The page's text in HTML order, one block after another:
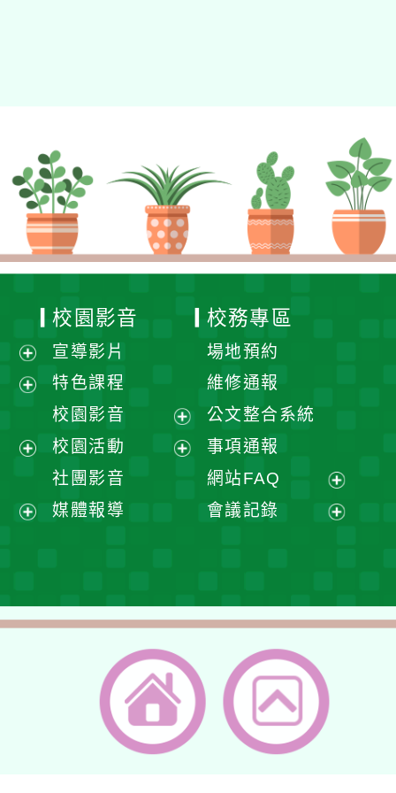
展
開
單
選
選
單
校園影音
宣導影片
特色課程
校園影音
展
校園活動
社團影音
媒體報導
校務專區
場地預約
維修通報
公文整合系統
事項通報
網站FAQ
展
開
會議記錄
單